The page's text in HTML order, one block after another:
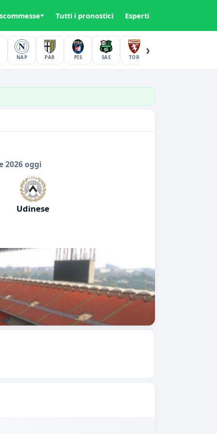
Tutti i pronostici Esperti
NAP PAR PIS SAS TOR
›
2026 oggi
Udinese